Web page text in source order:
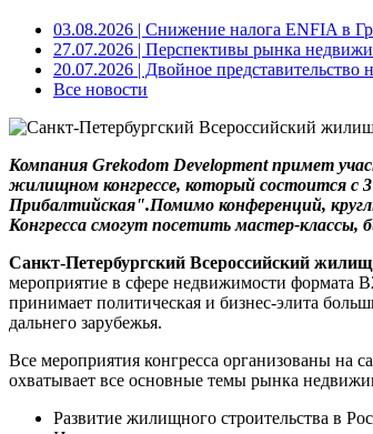
03.08.2026 | Снижение налога ENFIA в
27.07.2026 | Перспективы рынка
20.07.2026 | Двойное
Все новости
Компания Grekodom Development примет
жилищном конгрессе, который состоится
Прибалтийская".Помимо конференций,
Конгресса смогут посетить мастер-классы,
Санкт-Петербургский Всероссийский
мероприятие в сфере недвижимости формата
принимает политическая и бизнес-элита
дальнего зарубежья.
Все мероприятия конгресса организованы на
охватывает все основные темы рынка
Развитие жилищного строительства в